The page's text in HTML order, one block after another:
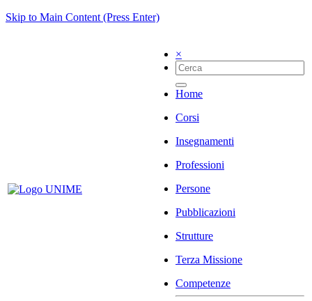
Skip to Main Content (Press Enter)
×
Home
Corsi
Insegnamenti
Professioni
Persone
Pubblicazioni
Strutture
Terza Missione
Competenze